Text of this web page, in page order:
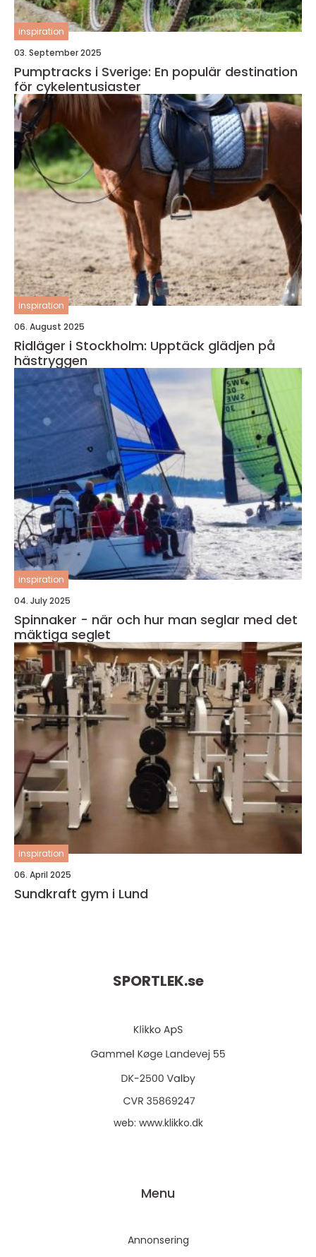
inspiration
03. September 2025
Pumptracks i Sverige: En populär destination
för cykelentusiaster
inspiration
06. August 2025
Ridläger i Stockholm: Upptäck glädjen på
hästryggen
inspiration
04. July 2025
Spinnaker - när och hur man seglar med det
mäktiga seglet
inspiration
06. April 2025
Sundkraft gym i Lund
SPORTLEK.se
web: www.klikko.dk
Menu
Annonsering